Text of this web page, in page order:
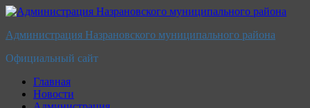
Перейти
содержимому
Администрация Назрановского муниципального района
Официальный сайт
Главная
Новости